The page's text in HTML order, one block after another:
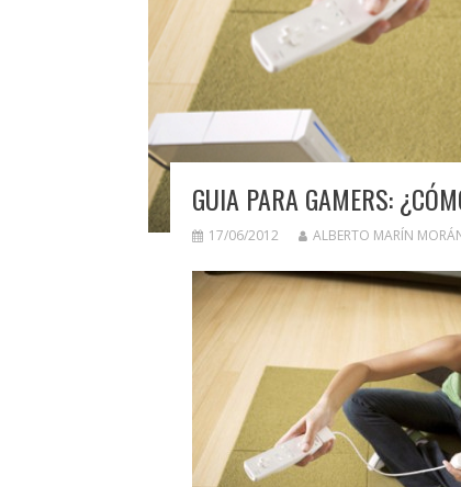
GUIA PARA GAMERS:
17/06/2012 ALBERTO MARÍN